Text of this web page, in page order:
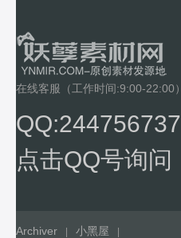
在线客服（工作时间:9:00-22:00）
QQ:244756737
点击QQ号询问
Archiver 小黑屋